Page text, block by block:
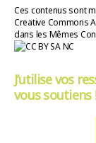
Ces contenus sont
Creative Commons
dans les Mêmes
J’utilise vos
vous soutiens !